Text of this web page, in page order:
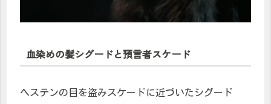
血染めの髪シグードと預言者スケード
ヘステンの目を盗みスケードに近づいたシグード